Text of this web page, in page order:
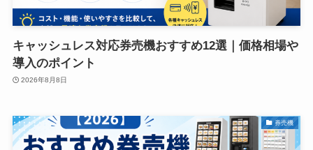
キャッシュレス対応券売機おすすめ12選｜価格相場や
導入のポイント
2026年8月8日
券売機